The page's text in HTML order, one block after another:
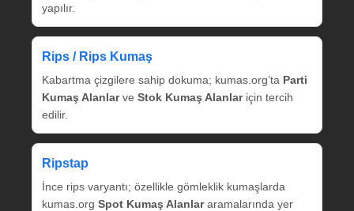
yapılır.
Rips / Rips Kumaş
Kabartma çizgilere sahip dokuma; kumas.org’ta Parti
Kumaş Alanlarve Stok Kumaş Alanlariçin tercih
edilir.
Ripstap
İnce rips varyantı; özellikle gömleklik kumaşlarda
kumas.org Spot Kumaş Alanlararamalarında yer